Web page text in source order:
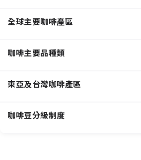
全球主要咖啡產區
咖啡主要品種類
東亞及台灣咖啡產區
咖啡豆分級制度